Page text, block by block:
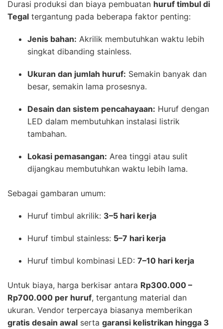
Durasi produksi dan biaya pembuatan huruf timbul di
Tegal tergantung pada beberapa faktor penting:
Jenis bahan: Akrilik membutuhkan waktu lebih
singkat dibanding stainless.
Ukuran dan jumlah huruf: Semakin banyak dan
besar, semakin lama prosesnya.
Desain dan sistem pencahayaan: Huruf dengan
LED dalam membutuhkan instalasi listrik
tambahan.
Lokasi pemasangan: Area tinggi atau sulit
dijangkau membutuhkan waktu lebih lama.
Sebagai gambaran umum:
Huruf timbul akrilik: 3–5 hari kerja
Huruf timbul stainless: 5–7 hari kerja
Huruf timbul kombinasi LED: 7–10 hari kerja
Untuk biaya, harga berkisar antara Rp300.000 –
Rp700.000 per huruf, tergantung material dan
ukuran. Vendor terpercaya biasanya memberikan
gratis desain awal serta garansi kelistrikan hingga 3